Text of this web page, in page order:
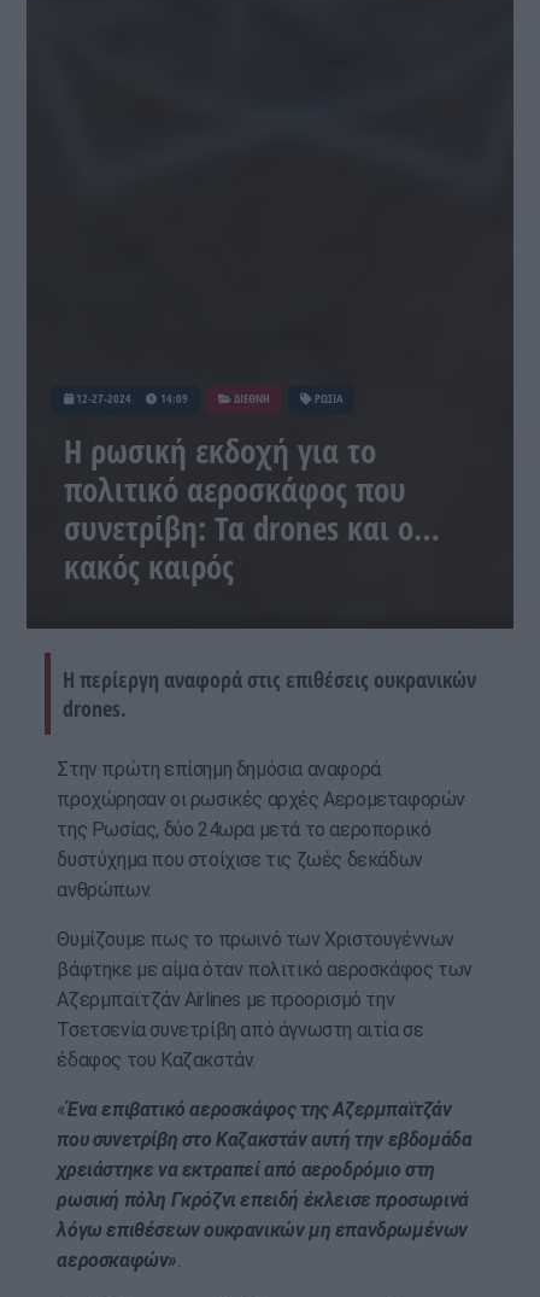
12-27-2024 14:09 ΔΙΕΘΝΗ ΡΩΣΙΑ
Η ρωσική εκδοχή για το
πολιτικό αεροσκάφος που
συνετρίβη: Τα drones και ο…
κακός καιρός
Η περίεργη αναφορά στις επιθέσεις ουκρανικών
drones.
Στην πρώτη επίσημη δημόσια αναφορά
προχώρησαν οι ρωσικές αρχές Αερομεταφορών
της Ρωσίας, δύο 24ωρα μετά το αεροπορικό
δυστύχημα που στοίχισε τις ζωές δεκάδων
ανθρώπων.
Θυμίζουμε πως το πρωινό των Χριστουγέννων
βάφτηκε με αίμα όταν πολιτικό αεροσκάφος των
Αζερμπαϊτζάν Airlines με προορισμό την
Τσετσενία συνετρίβη από άγνωστη αιτία σε
έδαφος του Καζακστάν.
«Ένα επιβατικό αεροσκάφος της Αζερμπαϊτζάν
που συνετρίβη στο Καζακστάν αυτή την εβδομάδα
χρειάστηκε να εκτραπεί από αεροδρόμιο στη
ρωσική πόλη Γκρόζνι επειδή έκλεισε προσωρινά
λόγω επιθέσεων ουκρανικών μη επανδρωμένων
αεροσκαφών».